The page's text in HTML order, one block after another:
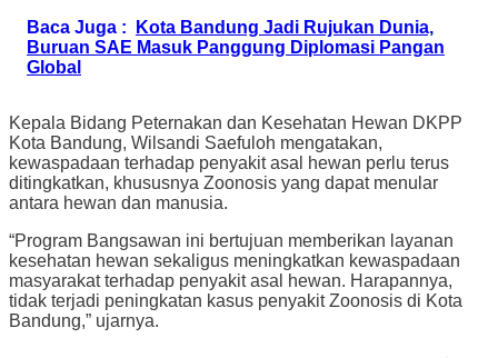
Baca Juga :
Kota Bandung Jadi Rujukan Dunia,
Buruan SAE Masuk Panggung Diplomasi Pangan
Global
Kepala Bidang Peternakan dan Kesehatan Hewan DKPP
Kota Bandung, Wilsandi Saefuloh mengatakan,
kewaspadaan terhadap penyakit asal hewan perlu terus
ditingkatkan, khususnya Zoonosis yang dapat menular
antara hewan dan manusia.
“Program Bangsawan ini bertujuan memberikan layanan
kesehatan hewan sekaligus meningkatkan kewaspadaan
masyarakat terhadap penyakit asal hewan. Harapannya,
tidak terjadi peningkatan kasus penyakit Zoonosis di Kota
Bandung,” ujarnya.